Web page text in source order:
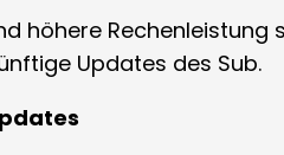
höhere Rechenleistung
Updates des Sub.